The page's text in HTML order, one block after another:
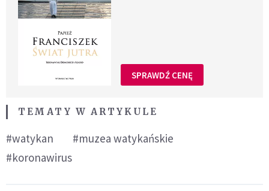
SPRAWDŹ CENĘ
TEMATY W ARTYKULE
#watykan
#muzea watykańskie
#koronawirus